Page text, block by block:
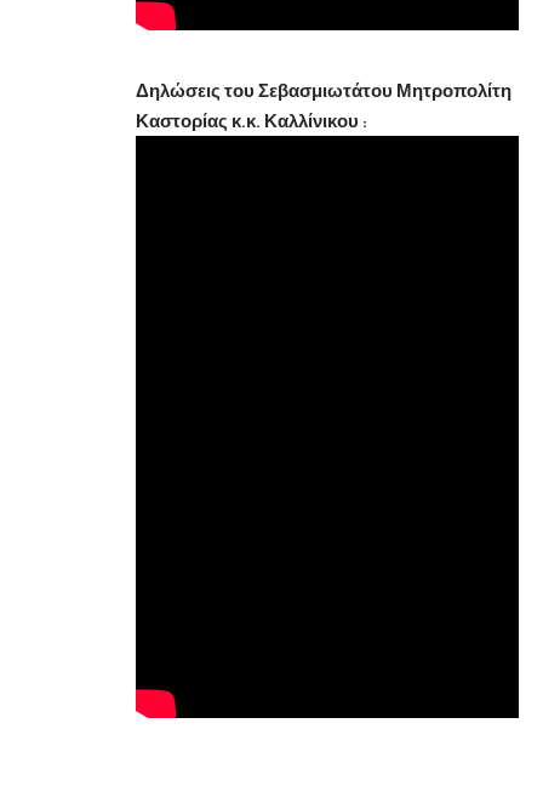
Δηλώσεις του Σεβασμιωτάτου Μητροπολίτη
Καστορίας κ.κ. Καλλίνικου :